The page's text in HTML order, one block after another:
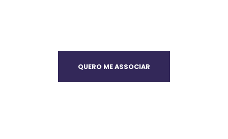
QUERO ME ASSOCIAR